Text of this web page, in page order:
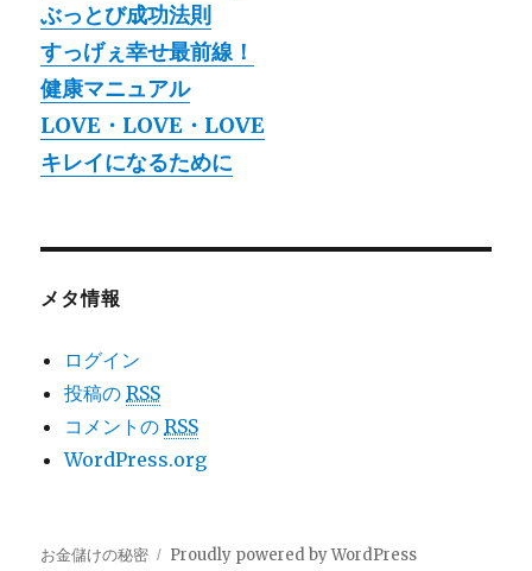
ぶっとび成功法則
すっげぇ幸せ最前線！
健康マニュアル
LOVE・LOVE・LOVE
キレイになるために
メタ情報
ログイン
投稿のRSS
コメントのRSS
WordPress.org
お金儲けの秘密 Proudly powered by WordPress